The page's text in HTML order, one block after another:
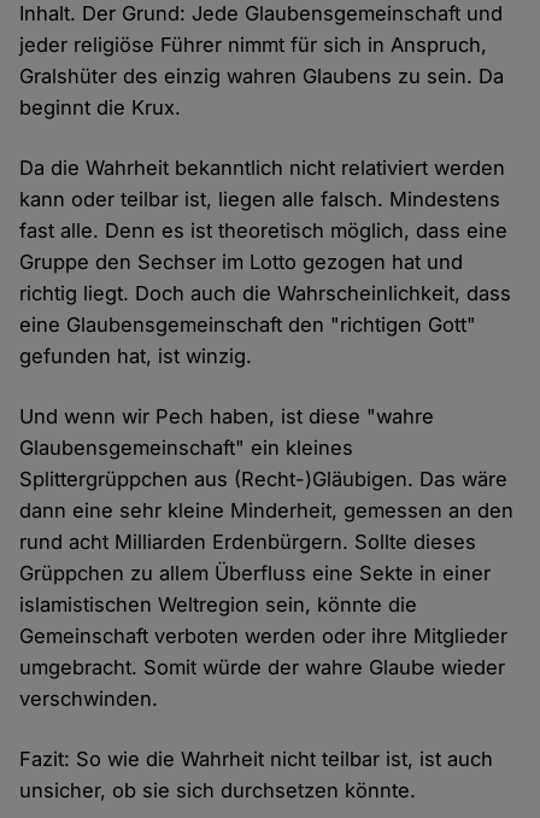
Inhalt. Der Grund: Jede Glaubensgemeinschaft und
jeder religiöse Führer nimmt für sich in Anspruch,
Gralshüter des einzig wahren Glaubens zu sein. Da
beginnt die Krux.
Da die Wahrheit bekanntlich nicht relativiert werden
kann oder teilbar ist, liegen alle falsch. Mindestens
fast alle. Denn es ist theoretisch möglich, dass eine
Gruppe den Sechser im Lotto gezogen hat und
richtig liegt. Doch auch die Wahrscheinlichkeit, dass
eine Glaubensgemeinschaft den "richtigen Gott"
gefunden hat, ist winzig.
Und wenn wir Pech haben, ist diese "wahre
Glaubensgemeinschaft" ein kleines
Splittergrüppchen aus (Recht-)Gläubigen. Das wäre
dann eine sehr kleine Minderheit, gemessen an den
rund acht Milliarden Erdenbürgern. Sollte dieses
Grüppchen zu allem Überfluss eine Sekte in einer
islamistischen Weltregion sein, könnte die
Gemeinschaft verboten werden oder ihre Mitglieder
umgebracht. Somit würde der wahre Glaube wieder
verschwinden.
Fazit: So wie die Wahrheit nicht teilbar ist, ist auch
unsicher, ob sie sich durchsetzen könnte.